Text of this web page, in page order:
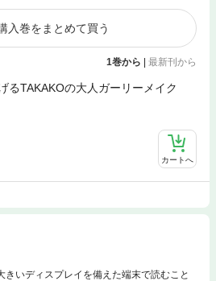
入巻をまとめて買う
1巻から | 最新刊から
るTAKAKOの大人ガーリーメイク
カートへ
いディスプレイを備えた端末で読むこと